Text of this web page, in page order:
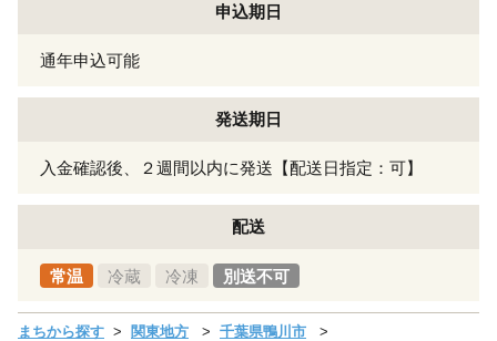
申込期日
通年申込可能
発送期日
入金確認後、２週間以内に発送【配送日指定：可】
配送
常温 冷蔵 冷凍 別送不可
まちから探す 関東地方 千葉県鴨川市